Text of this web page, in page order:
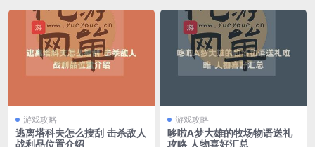
游戏攻略
逃离塔科夫怎么搜刮 击杀敌人
战利品位置介绍
游戏攻略
哆啦A梦大雄的牧场物语送礼
攻略 人物喜好汇总